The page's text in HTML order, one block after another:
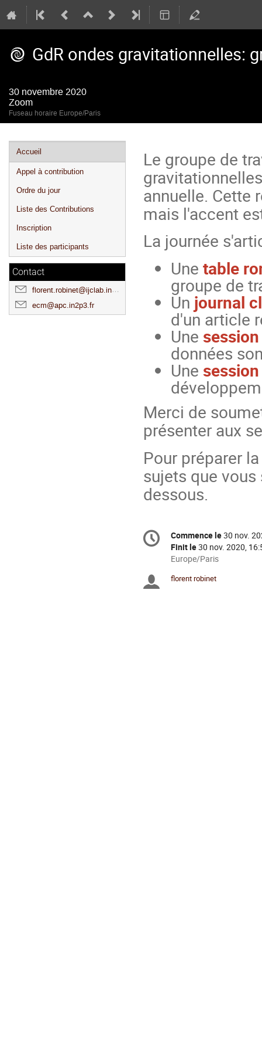
GdR ondes gravitationnelles:
30 novembre 2020
Zoom
Fuseau horaire Europe/Paris
Menu
de
l'événement
Accueil
Appel à contribution
Ordre du jour
Liste des Contributions
Inscription
Liste des participants
Contact
florent.robinet@ijclab.in2p3.fr
ecm@apc.in2p3.fr
Le groupe de
annuelle. Cette
mais l'accent
La journée
Une table
groupe de
Un journal
d'un article
Une
données
Une
Merci de
présenter aux
Pour préparer
sujets que
dessous.
Information
de
conférence
Date/Heure
Commence le30 nov.
Finit le30 nov. 2020,
Toutes
horaires
Europe/Paris
Présidents
florent robinet